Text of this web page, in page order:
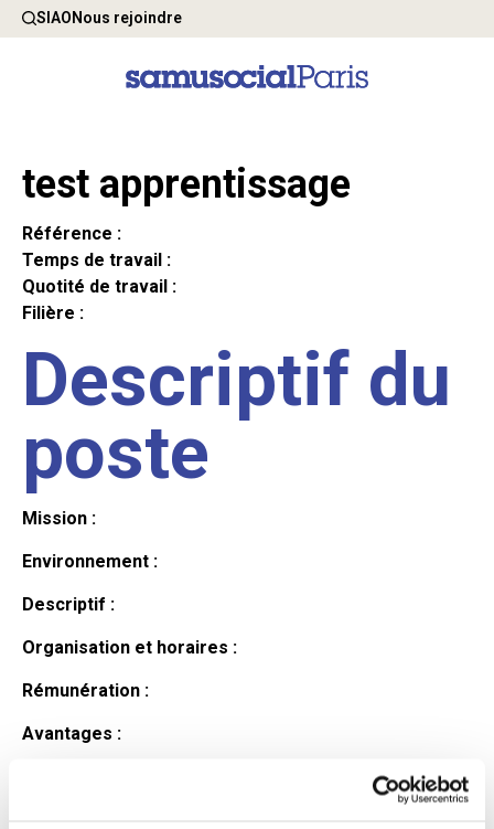
SIAONous rejoindre
test apprentissage
Référence :
Temps de travail :
Quotité de travail :
Filière :
Descriptif du
poste
Mission :
Environnement :
Descriptif :
Organisation et horaires :
Rémunération :
Avantages :